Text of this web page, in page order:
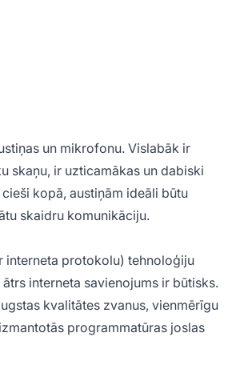
un mikrofonu. Vislabāk ir
skaņu, ir uzticamākas un dabiski
kopā, austiņām ideāli būtu
skaidru komunikāciju.
interneta protokolu) tehnoloģiju
interneta savienojums ir būtisks.
kvalitātes zvanus, vienmērīgu
programmatūras joslas